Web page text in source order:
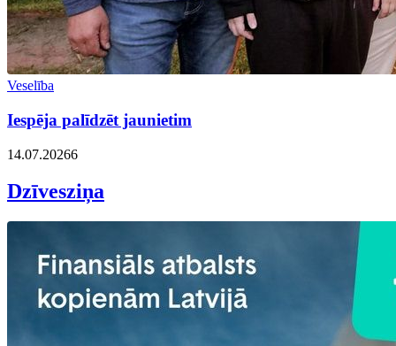
Veselība
Iespēja palīdzēt jaunietim
14.07.20266
Dzīvesziņa